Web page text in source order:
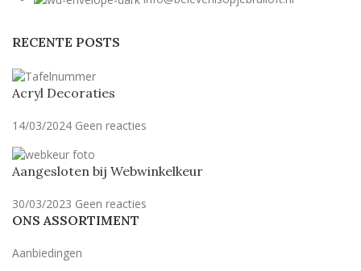
RECENTE POSTS
Acryl Decoraties
14/03/2024 Geen reacties
Aangesloten bij Webwinkelkeur
30/03/2023 Geen reacties
ONS ASSORTIMENT
Aanbiedingen